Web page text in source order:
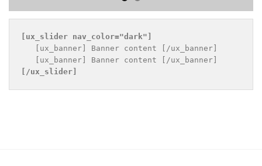
[ux_slider nav_color="dark"
   [ux_banner] Banner content [/ux_banner]
[/ux_slider]